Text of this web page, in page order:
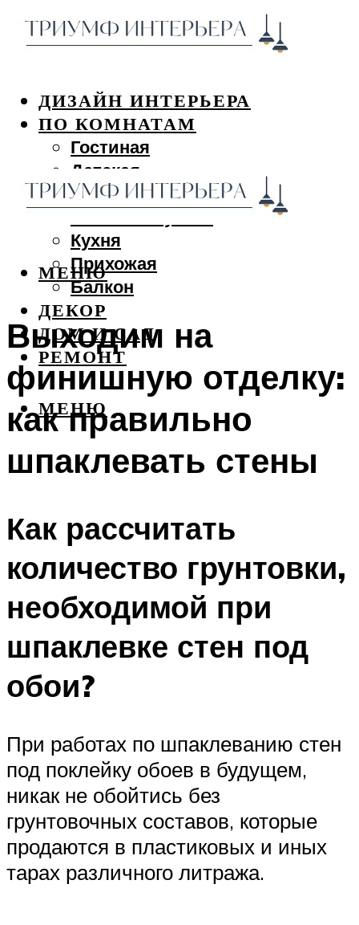
ДИЗАЙН ИНТЕРЬЕРА
ПО КОМНАТАМ
Гостиная
Детская
Спальня
Кухня
Прихожая
Балкон
ДЕКОР
ДОМ И САД
РЕМОНТ
МЕНЮ
МЕНЮ
Выходим на
финишную отделку:
как правильно
шпаклевать стены
Как рассчитать
количество грунтовки,
необходимой при
шпаклевке стен под
обои?
При работах по шпаклеванию стен
под поклейку обоев в будущем,
никак не обойтись без
грунтовочных составов, которые
продаются в пластиковых и иных
тарах различного литража.